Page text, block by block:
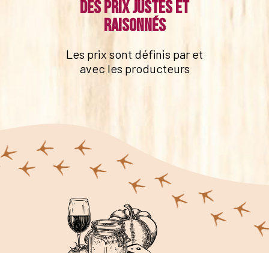
Des prix justes et
raisonnés
Les prix sont définis par et
avec les producteurs